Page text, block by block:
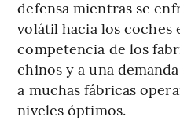
defensa mientras se
volátil hacia los coches
competencia de los
chinos y a una
a muchas fábricas
niveles óptimos.